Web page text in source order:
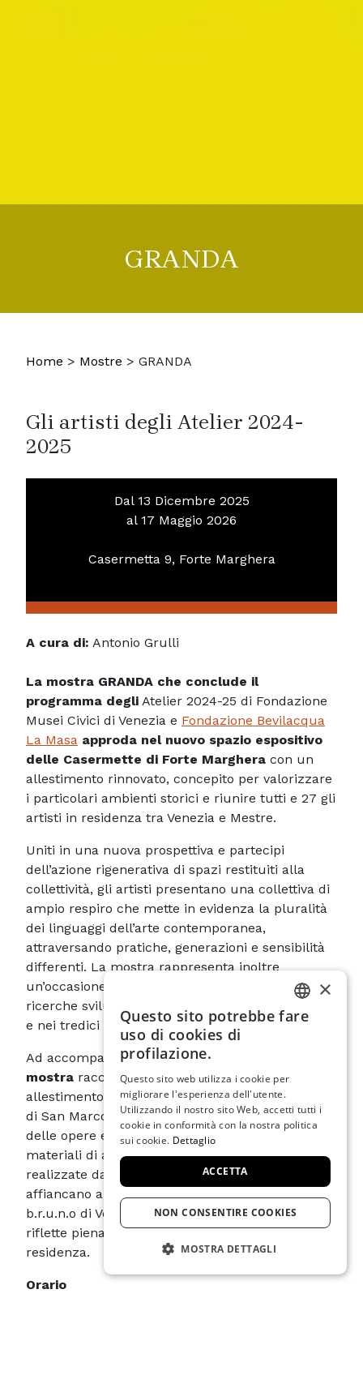
GRANDA
Home > Mostre > GRANDA
Gli artisti degli Atelier 2024-
2025
A cura di: Antonio Grulli
La mostra GRANDA che conclude il
programma degli Atelier 2024-25 di Fondazione
Musei Civici di Venezia e Fondazione Bevilacqua
La Masa approda nel nuovo spazio espositivo
delle Casermette di Forte Marghera con un
allestimento rinnovato, concepito per valorizzare
i particolari ambienti storici e riunire tutti e 27 gli
artisti in residenza tra Venezia e Mestre.
Uniti in una nuova prospettiva e partecipi
dell’azione rigenerativa di spazi restituiti alla
collettività, gli artisti presentano una collettiva di
ampio respiro che mette in evidenza la pluralità
dei linguaggi dell’arte contemporanea,
attraversando pratiche, generazioni e sensibilità
differenti. La mostra rappresenta inoltre
un’occasione per restituire la ricchezza delle
ricerche sviluppate nei quindici atelier veneziani
e nei tredici studi dell’Emeroteca dell’Arte.
Ad accompagnare le opere, il
mostra raccoglie le immagini del primo
allestimento a Venezia – realizzato tra la Galleria
di San Marco e Palazzetto Tito – degli atelier e
delle opere esposte, insieme a testi critici e
materiali di approfondimento. Le fotografie,
realizzate da Giacomo Bianco e Nico Covre, si
affiancano al progetto grafico dello studio
b.r.u.n.o di Venezia, dando vita a un volume che
riflette pienamente l’identità visiva della
residenza.
Orario
Dal 13 Dicembre 2025
al 17 Maggio 2026
Casermetta 9, Forte Marghera
ITALIAN
GERMAN
FRENCH
×
Questo sito potrebbe fare
uso di cookies di
profilazione.
Questo sito web utilizza i cookie per
migliorare l'esperienza dell'utente.
Utilizzando il nostro sito Web, accetti tutti i
cookie in conformità con la nostra politica
sui cookie. Dettaglio
ACCETTA
NON CONSENTIRE COOKIES
MOSTRA DETTAGLI
STRETTAMENTE NECESSARIO